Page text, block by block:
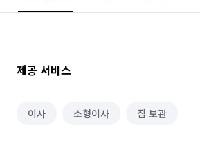
제공 서비스
이사 소형이사 짐 보관